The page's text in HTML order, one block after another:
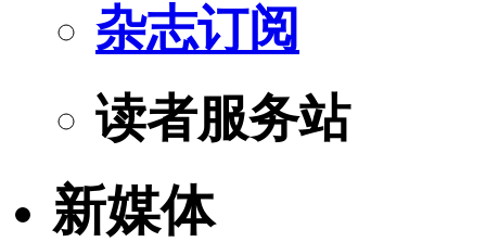
杂志订阅
读者服务站
新媒体